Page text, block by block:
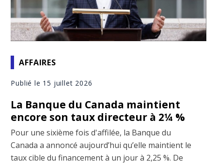
AFFAIRES
Publié le 15 juillet 2026
La Banque du Canada maintient
encore son taux directeur à 2¼ %
Pour une sixième fois d'affilée, la Banque du
Canada a annoncé aujourd’hui qu’elle maintient le
taux cible du financement à un jour à 2,25 %. De